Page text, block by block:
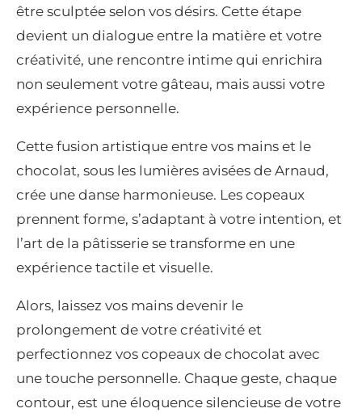
être sculptée selon vos désirs. Cette étape
devient un dialogue entre la matière et votre
créativité, une rencontre intime qui enrichira
non seulement votre gâteau, mais aussi votre
expérience personnelle.
Cette fusion artistique entre vos mains et le
chocolat, sous les lumières avisées de Arnaud,
crée une danse harmonieuse. Les copeaux
prennent forme, s’adaptant à votre intention, et
l’art de la pâtisserie se transforme en une
expérience tactile et visuelle.
Alors, laissez vos mains devenir le
prolongement de votre créativité et
perfectionnez vos copeaux de chocolat avec
une touche personnelle. Chaque geste, chaque
contour, est une éloquence silencieuse de votre